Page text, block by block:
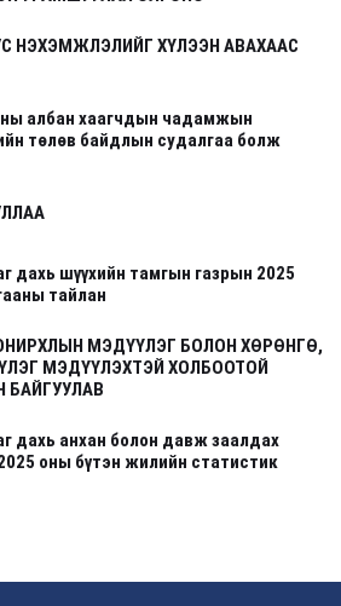
НЭХЭМЖЛЭЛИЙГ ХҮЛЭЭН АВАХААС
албан хаагчдын чадамжын
төлөв байдлын судалгаа болж
дахь шүүхийн тамгын газрын 2025
тайлан
МЭДҮҮЛЭГ БОЛОН ХӨРӨНГӨ,
МЭДҮҮЛЭХТЭЙ ХОЛБООТОЙ
БАЙГУУЛАВ
дахь анхан болон давж заалдах
оны бүтэн жилийн статистик